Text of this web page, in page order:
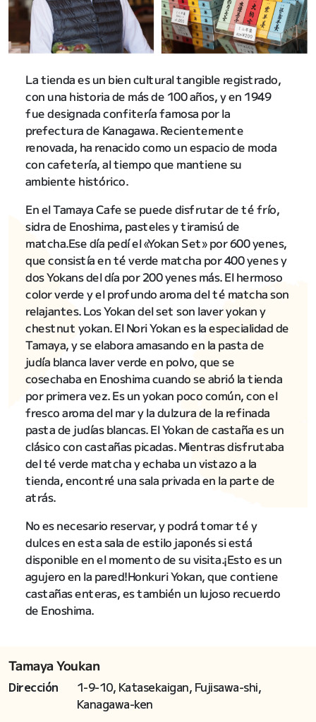
La tienda es un bien cultural tangible registrado,
con una historia de más de 100 años, y en 1949
fue designada confitería famosa por la
prefectura de Kanagawa. Recientemente
renovada, ha renacido como un espacio de moda
con cafetería, al tiempo que mantiene su
ambiente histórico.
En el Tamaya Cafe se puede disfrutar de té frío,
sidra de Enoshima, pasteles y tiramisú de
matcha.Ese día pedí el «Yokan Set» por 600 yenes,
que consistía en té verde matcha por 400 yenes y
dos Yokans del día por 200 yenes más. El hermoso
color verde y el profundo aroma del té matcha son
relajantes. Los Yokan del set son laver yokan y
chestnut yokan. El Nori Yokan es la especialidad de
Tamaya, y se elabora amasando en la pasta de
judía blanca laver verde en polvo, que se
cosechaba en Enoshima cuando se abrió la tienda
por primera vez. Es un yokan poco común, con el
fresco aroma del mar y la dulzura de la refinada
pasta de judías blancas. El Yokan de castaña es un
clásico con castañas picadas. Mientras disfrutaba
del té verde matcha y echaba un vistazo a la
tienda, encontré una sala privada en la parte de
atrás.
No es necesario reservar, y podrá tomar té y
dulces en esta sala de estilo japonés si está
disponible en el momento de su visita.¡Esto es un
agujero en la pared!Honkuri Yokan, que contiene
castañas enteras, es también un lujoso recuerdo
de Enoshima.
Tamaya Youkan
Dirección
1-9-10, Katasekaigan, Fujisawa-shi,
Kanagawa-ken